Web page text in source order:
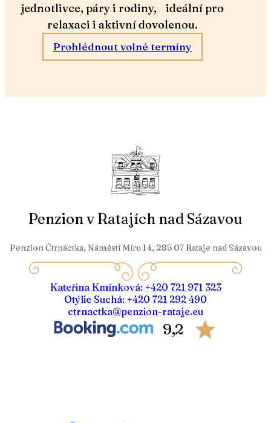
jednotlivce, páry i rodiny, ideální pro
relaxaci i aktivní dovolenou.
Prohlédnout volné termíny
Penzion v Ratajích nad Sázavou
Penzion Čtrnáctka, Náměstí Míru 14, 285 07 Rataje nad Sázavou
Kateřina Kmínková: +420 721 971 323
Otýlie Suchá: +420 721 292 490
ctrnactka@penzion-rataje.eu
9,2